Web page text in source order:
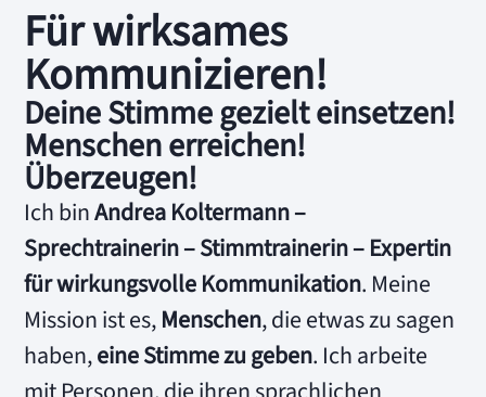
Für wirksames
Kommunizieren!
Deine Stimme gezielt einsetzen!
Menschen erreichen!
Überzeugen!
Ich binAndrea Koltermann –
Sprechtrainerin – Stimmtrainerin – Expertin
für wirkungsvolle Kommunikation. Meine
Mission ist es,Menschen, die etwas zu sagen
haben,eine Stimme zu geben. Ich arbeite